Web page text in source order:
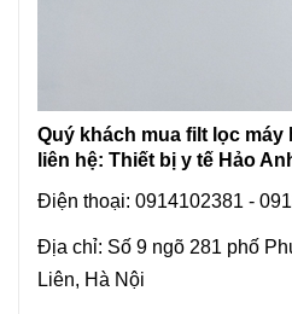
Quý khách mua filt lọc
liên hệ: Thiết bị y tế Hảo
Điện thoại: 0914102381 -
Địa chỉ: Số 9 ngõ 281 phố
Liên, Hà Nội